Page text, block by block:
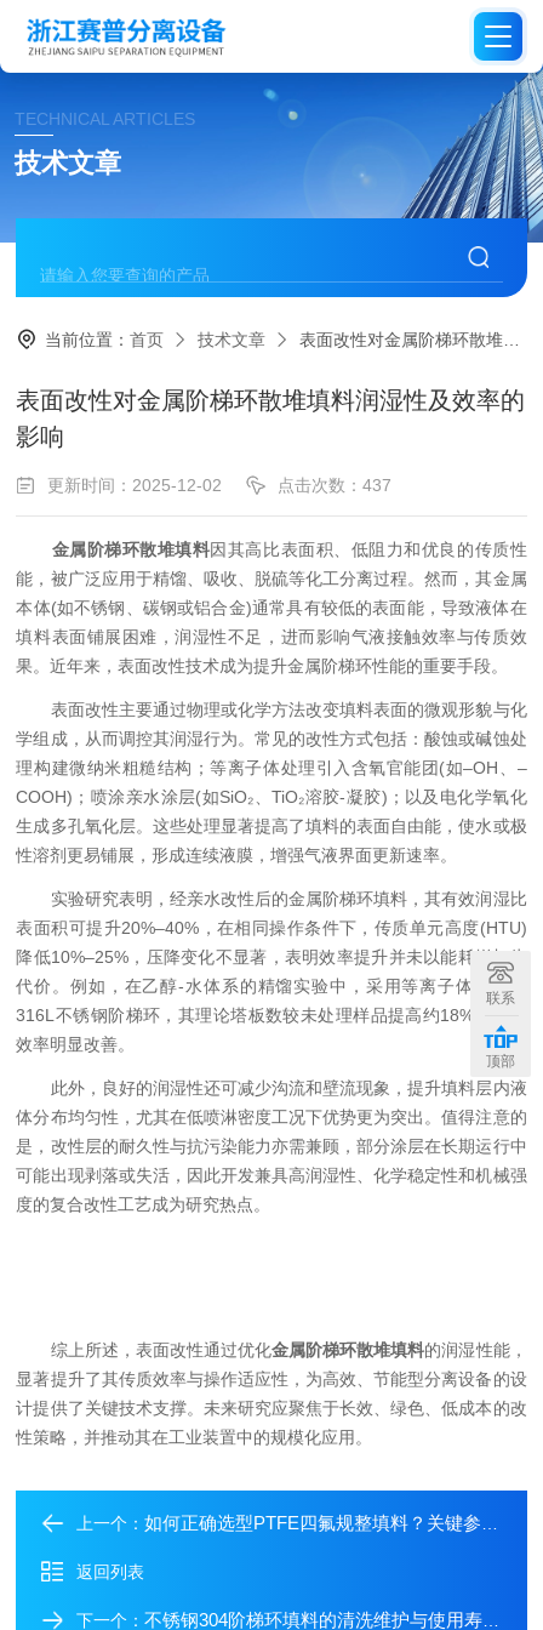
TECHNICAL ARTICLES
技术文章
当前位置：首页 技术文章 表面改性对金属阶梯环散堆填料润湿性及效率的影响
表面改性对金属阶梯环散堆填料润湿性及效率的
影响
更新时间：2025-12-02 点击次数：437
金属阶梯环散堆填料因其高比表面积、低阻力和优良的传质性
能，被广泛应用于精馏、吸收、脱硫等化工分离过程。然而，其金属
本体(如不锈钢、碳钢或铝合金)通常具有较低的表面能，导致液体在
填料表面铺展困难，润湿性不足，进而影响气液接触效率与传质效
果。近年来，表面改性技术成为提升金属阶梯环性能的重要手段。
表面改性主要通过物理或化学方法改变填料表面的微观形貌与化
学组成，从而调控其润湿行为。常见的改性方式包括：酸蚀或碱蚀处
理构建微纳米粗糙结构；等离子体处理引入含氧官能团(如–OH、–
COOH)；喷涂亲水涂层(如SiO₂、TiO₂溶胶-凝胶)；以及电化学氧化
生成多孔氧化层。这些处理显著提高了填料的表面自由能，使水或极
性溶剂更易铺展，形成连续液膜，增强气液界面更新速率。
实验研究表明，经亲水改性后的金属阶梯环填料，其有效润湿比
表面积可提升20%–40%，在相同操作条件下，传质单元高度(HTU)
降低10%–25%，压降变化不显著，表明效率提升并未以能耗增加为
代价。例如，在乙醇-水体系的精馏实验中，采用等离子体处理的
316L不锈钢阶梯环，其理论塔板数较未处理样品提高约18%，分离
效率明显改善。
此外，良好的润湿性还可减少沟流和壁流现象，提升填料层内液
体分布均匀性，尤其在低喷淋密度工况下优势更为突出。值得注意的
是，改性层的耐久性与抗污染能力亦需兼顾，部分涂层在长期运行中
可能出现剥落或失活，因此开发兼具高润湿性、化学稳定性和机械强
度的复合改性工艺成为研究热点。
综上所述，表面改性通过优化金属阶梯环散堆填料的润湿性能，
显著提升了其传质效率与操作适应性，为高效、节能型分离设备的设
计提供了关键技术支撑。未来研究应聚焦于长效、绿色、低成本的改
性策略，并推动其在工业装置中的规模化应用。
上一个：如何正确选型PTFE四氟规整填料？关键参数全解析
返回列表
下一个：不锈钢304阶梯环填料的清洗维护与使用寿命延长策略
联系
顶部